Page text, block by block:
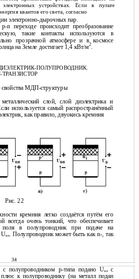
устройствах. Если в пульте
квантов его света, согласно
электронно-дырочных пар.
n переходе происходит преобразование
такие контакты используются в
прозрачной атмосфере и в космосе
на Земле достигает 1,4 кВт/м2.
ПОЛУПРОВОДНИК.
МДП-структуры
слой, слой диэлектрика и
используется самый распространённый
как правило, двуокись кремния
Рис. 22
кремния легко создаётся путём его
всегда очень тонкий, что обеспечивает
поля в полупроводник при подаче на
Uвн. Полупроводник может быть как n-, так
34
полупроводником p-типа подано Uвнс
к полупроводнику (на металл подан